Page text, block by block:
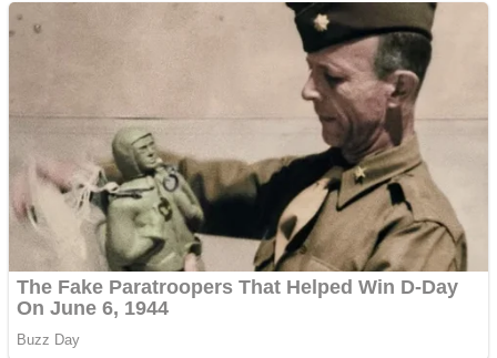
Pastorul Liviu Radu a
trecut la Domnul
Anchetă incendiară la
Gherla, polițist acuzat de